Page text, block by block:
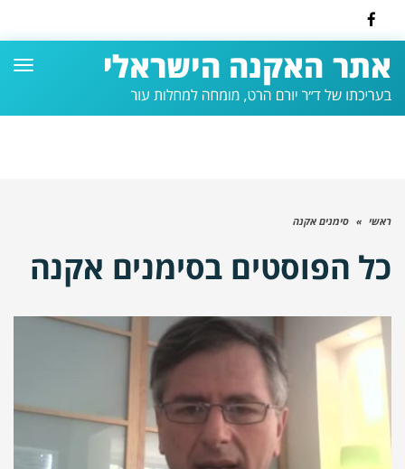
Facebook
ראשי » סימנים אקנה
כל הפוסטים בסימנים אקנה